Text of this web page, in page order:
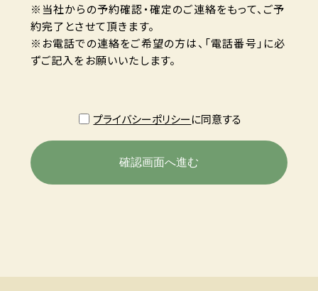
※当社からの予約確認・確定のご連絡をもって、ご予
約完了とさせて頂きます。
※お電話での連絡をご希望の方は、「電話番号」に必
ずご記入をお願いいたします。
プライバシーポリシーに同意する